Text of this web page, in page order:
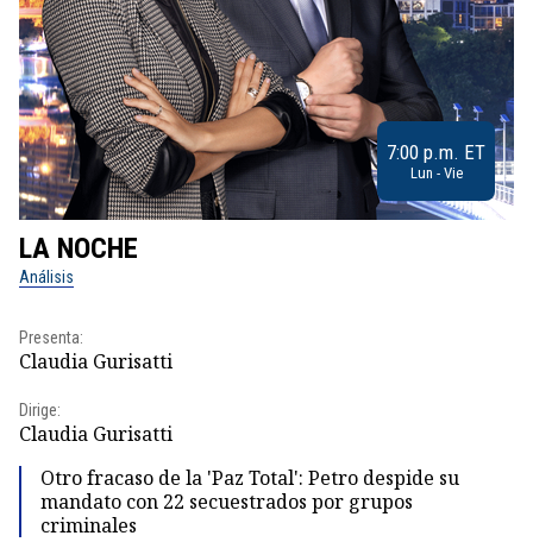
7:00 p.m. ET
Lun - Vie
LA NOCHE
Análisis
Presenta:
Claudia Gurisatti
Dirige:
Claudia Gurisatti
Otro fracaso de la 'Paz Total': Petro despide su
mandato con 22 secuestrados por grupos
criminales